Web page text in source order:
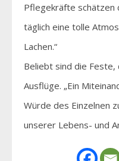
Pflegekräfte schätzen
täglich eine tolle
Lachen.“
Beliebt sind die
Ausflüge. „Ein
Würde des Einzelnen
unserer Lebens- und